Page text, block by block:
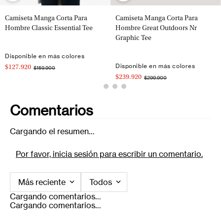
Camiseta Manga Corta Para
Hombre Classic Essential Tee
Disponible en más colores
$127.920 $159.900
Camiseta Manga Corta Para
Hombre Great Outdoors Nr
Graphic Tee
Disponible en más colores
$239.920 $299.900
Comentarios
Cargando el resumen…
Por favor, inicia sesión para escribir un comentario.
Más reciente
Todos
Cargando comentarios…
Cargando comentarios…